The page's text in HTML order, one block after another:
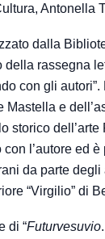
Antonella
dalla
della rassegna
con gli
Mastella e
storico dell’arte
l’autore ed
da parte degli
“Virgilio” di
di “Futurvesuvio.